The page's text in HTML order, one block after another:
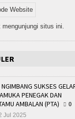
mengunjungi situs ini.
SUKSES
PENEGAK DAN
AMBALAN (PTA)
0
Jul 2025